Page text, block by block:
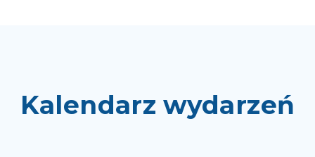
Kalendarz wydarzeń